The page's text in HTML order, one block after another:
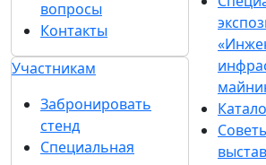
вопросы
Контакты
Участникам
Забронировать
стенд
Специальная